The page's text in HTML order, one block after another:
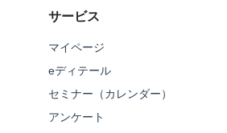
サービス
マイページ
eディテール
セミナー（カレンダー）
アンケート